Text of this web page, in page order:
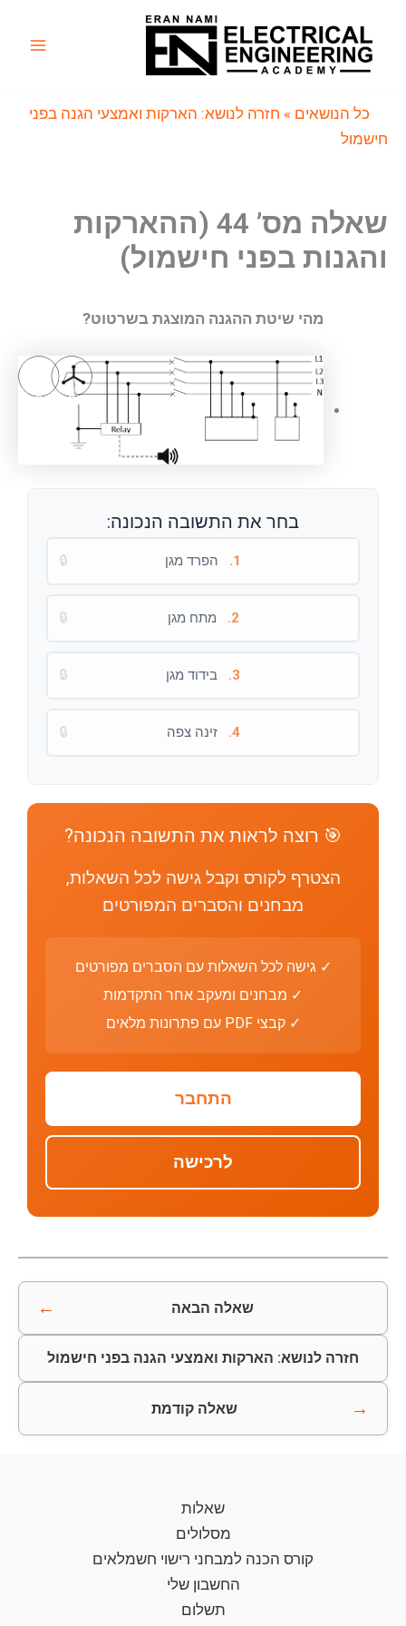
כל הנושאים » חזרה לנושא: הארקות ואמצעי הגנה בפני
חישמול
שאלה מס’ 44 (ההארקות
והגנות בפני חישמול)
מהי שיטת ההגנה המוצגת בשרטוט?
בחר את התשובה הנכונה:
1. הפרד מגן 🔒
2. מתח מגן 🔒
3. בידוד מגן 🔒
4. זינה צפה 🔒
🎯 רוצה לראות את התשובה הנכונה?
הצטרף לקורס וקבל גישה לכל השאלות,
מבחנים והסברים המפורטים
✓ גישה לכל השאלות עם הסברים מפורטים
✓ מבחנים ומעקב אחר התקדמות
✓ קבצי PDF עם פתרונות מלאים
התחבר
לרכישה
שאלה הבאה ←
חזרה לנושא: הארקות ואמצעי הגנה בפני חישמול
→ שאלה קודמת
שאלות
מסלולים
קורס הכנה למבחני רישוי חשמלאים
החשבון שלי
תשלום